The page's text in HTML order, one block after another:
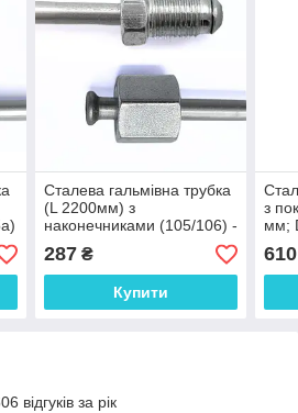
Сталева гальмівна трубка
(L 2200мм) з
наконечниками (105/106) -
WP187Zn
287₴
Купити
з
мм;
610
відгуків за рік